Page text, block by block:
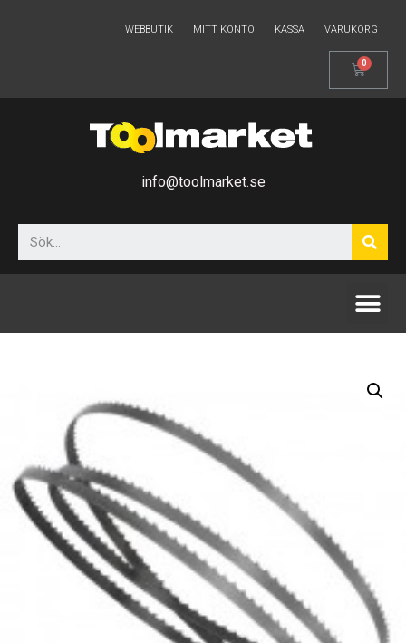
WEBBUTIK MITT KONTO KASSA VARUKORG
info@toolmarket.se